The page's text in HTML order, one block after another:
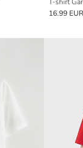
16.99 EUR